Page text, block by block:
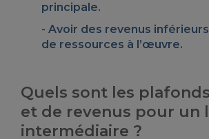
principale.
Avoir des revenus
de ressources à l’œuvre.
Quels sont les
et de revenus pour un
intermédiaire ?